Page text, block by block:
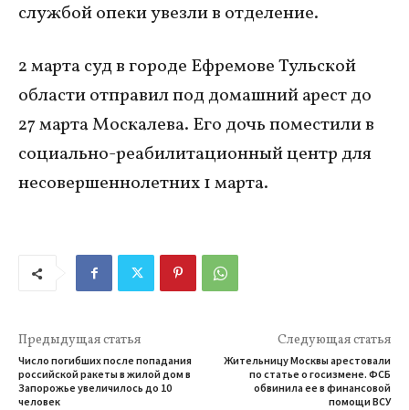
службой опеки увезли в отделение.
2 марта суд в городе Ефремове Тульской
области отправил под домашний арест до
27 марта Москалева. Его дочь поместили в
социально-реабилитационный центр для
несовершеннолетних 1 марта.
Предыдущая статья
Число погибших после попадания
российской ракеты в жилой дом в
Запорожье увеличилось до 10
человек
Следующая статья
Жительницу Москвы арестовали
по статье о госизмене. ФСБ
обвинила ее в финансовой
помощи ВСУ